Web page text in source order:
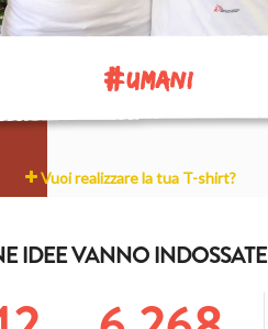
#UMANI
Vuoi realizzare la tua T-shirt?
IDEE VANNO INDOSSATE